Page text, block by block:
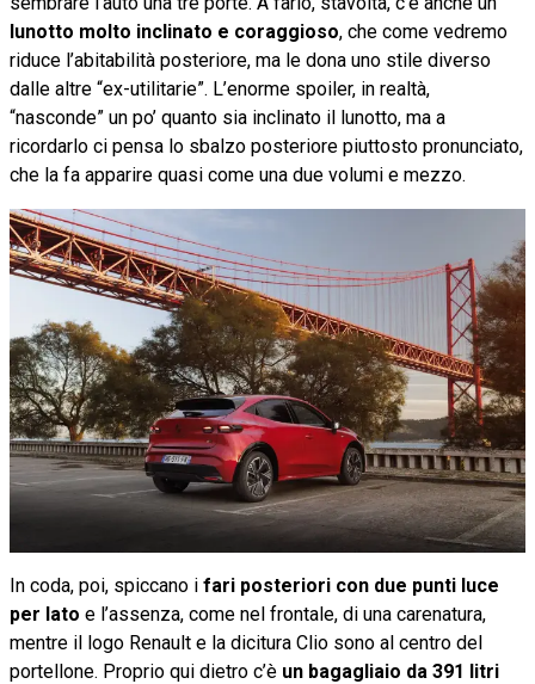
lunotto molto inclinato e coraggioso, che come vedremo
riduce l’abitabilità posteriore, ma le dona uno stile diverso
dalle altre “ex-utilitarie”. L’enorme spoiler, in realtà,
“nasconde” un po’ quanto sia inclinato il lunotto, ma a
ricordarlo ci pensa lo sbalzo posteriore piuttosto pronunciato,
che la fa apparire quasi come una due volumi e mezzo.
In coda, poi, spiccano i fari posteriori con due punti luce
per lato e l’assenza, come nel frontale, di una carenatura,
mentre il logo Renault e la dicitura Clio sono al centro del
portellone. Proprio qui dietro c’è un bagagliaio da 391 litri